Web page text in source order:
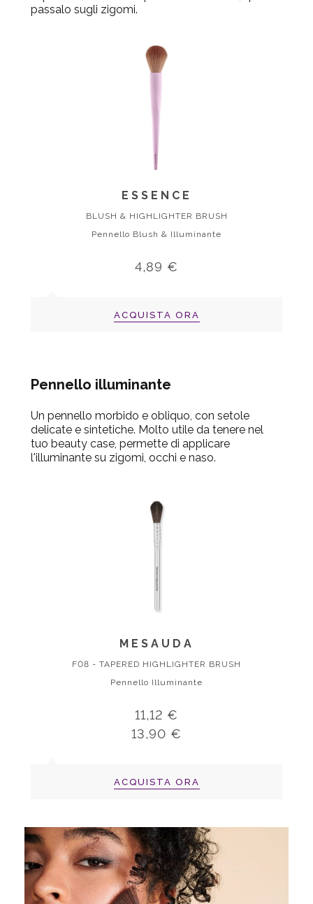
passalo sugli zigomi.
ESSENCE
BLUSH & HIGHLIGHTER BRUSH
Pennello Blush & Illuminante
4,89 €
ACQUISTA ORA
Pennello illuminante
Un pennello morbido e obliquo, con setole
delicate e sintetiche. Molto utile da tenere nel
tuo beauty case, permette di applicare
l'illuminante su zigomi, occhi e naso.
MESAUDA
F08 - TAPERED HIGHLIGHTER BRUSH
Pennello Illuminante
11,12 €
13,90 €
ACQUISTA ORA